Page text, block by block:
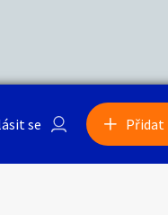
se